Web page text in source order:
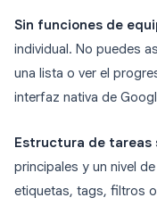
Sin funciones de
individual. No puedes
una lista o ver el
interfaz nativa de
Estructura de tareas
principales y un nivel
etiquetas, tags, filtros